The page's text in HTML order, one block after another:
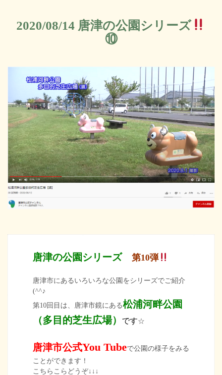
2020/08/14 唐津の公園シリーズ
⑩
唐津の公園シリーズ 第10弾
唐津市にあるいろいろな公園をシリーズでご紹介
(^^♪
第10回目は、唐津市鏡にある松浦河畔公園
（多目的芝生広場）
です☆
唐津市公式You Tubeで公園の様子をみる
ことができます！
こちらこらどうぞ↓↓↓